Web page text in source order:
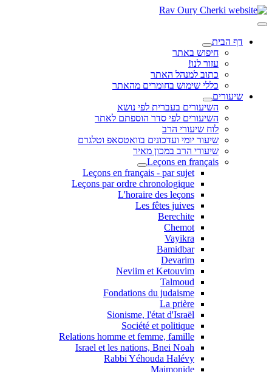
דף הבית
חיפוש באתר
עזור לנו!
כתוב למנהל האתר
כללי שימוש בחומרים מהאתר
שיעורים
השיעורים בעברית לפי נושא
השיעורים לפי סדר הוספתם לאתר
לוח שיעורי הרב
שיעור יומי ועדכונים בוואטסאפ וטלגרם
שיעורי הרב במכון מאיר
Leçons en français
Leçons en français - par sujet
Leçons par ordre chronologique
L'horaire des leçons
Les fêtes juives
Berechite
Chemot
Vayikra
Bamidbar
Devarim
Neviim et Ketouvim
Talmoud
Fondations du judaisme
La prière
Sionisme, l'état d'Israël
Société et politique
Relations homme et femme, famille
Israel et les nations, Bnei Noah
Rabbi Yéhouda Halévy
Maimonide